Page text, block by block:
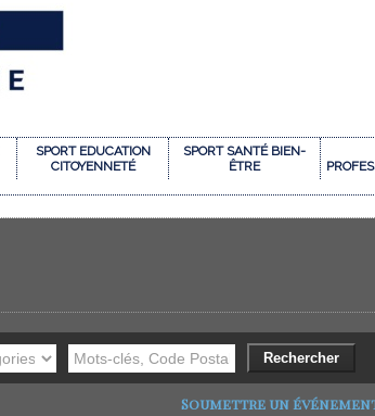
SPORT EDUCATION
CITOYENNETÉ
SPORT SANTÉ BIEN-
ÊTRE
Soumettre un